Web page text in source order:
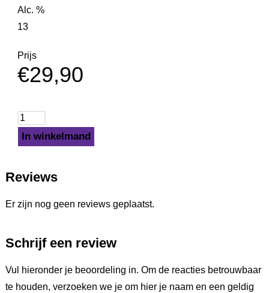
Alc. %
13
Prijs
€29,90
In winkelmand
Reviews
Er zijn nog geen reviews geplaatst.
Schrijf een review
Vul hieronder je beoordeling in. Om de reacties betrouwbaar
te houden, verzoeken we je om hier je naam en een geldig